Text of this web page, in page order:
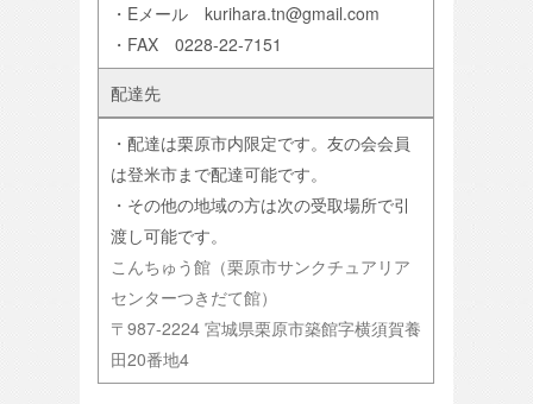
・Eメール kurihara.tn@gmail.com
・FAX 0228-22-7151
配達先
・配達は栗原市内限定です。友の会会員
は登米市まで配達可能です。
・その他の地域の方は次の受取場所で引
渡し可能です。
こんちゅう館（栗原市サンクチュアリア
センターつきだて館）
〒987-2224 宮城県栗原市築館字横須賀養
田20番地4